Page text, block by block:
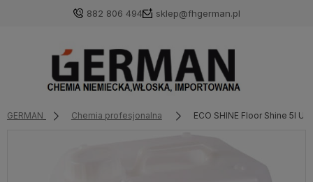
882 806 494 sklep@fhgerman.pl
GERMAN Chemia profesjonalna ECO SHINE Floor Shine 5l